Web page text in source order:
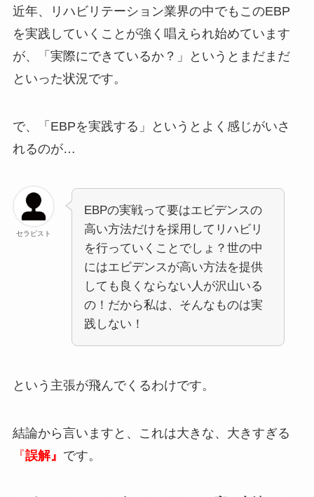
近年、リハビリテーション業界の中でもこのEBP
を実践していくことが強く唱えられ始めています
が、「実際にできているか？」というとまだまだ
といった状況です。
で、「EBPを実践する」というとよく感じがいさ
れるのが…
セラピスト
EBPの実戦って要はエビデンスの
高い方法だけを採用してリハビリ
を行っていくことでしょ？世の中
にはエビデンスが高い方法を提供
しても良くならない人が沢山いる
の！だから私は、そんなものは実
践しない！
という主張が飛んでくるわけです。
結論から言いますと、これは大きな、大きすぎる
『誤解』 です。